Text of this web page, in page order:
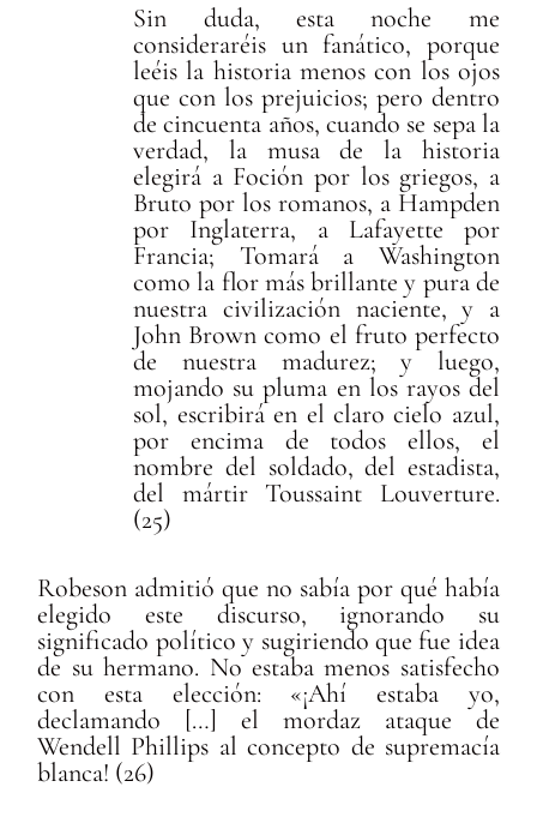
Sin duda, esta noche me
consideraréis un fanático, porque
leéis la historia menos con los ojos
que con los prejuicios; pero dentro
de cincuenta años, cuando se sepa la
verdad, la musa de la historia
elegirá a Foción por los griegos, a
Bruto por los romanos, a Hampden
por Inglaterra, a Lafayette por
Francia; Tomará a Washington
como la flor más brillante y pura de
nuestra civilización naciente, y a
John Brown como el fruto perfecto
de nuestra madurez; y luego,
mojando su pluma en los rayos del
sol, escribirá en el claro cielo azul,
por encima de todos ellos, el
nombre del soldado, del estadista,
del mártir Toussaint Louverture.
(25)
Robeson admitió que no sabía por qué había
elegido este discurso, ignorando su
significado político y sugiriendo que fue idea
de su hermano. No estaba menos satisfecho
con esta elección: «¡Ahí estaba yo,
declamando […] el mordaz ataque de
Wendell Phillips al concepto de supremacía
blanca! (26)